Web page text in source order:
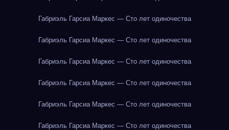
Габриэль Гарсиа Маркес — Сто лет одиночества
Габриэль Гарсиа Маркес — Сто лет одиночества
Габриэль Гарсиа Маркес — Сто лет одиночества
Габриэль Гарсиа Маркес — Сто лет одиночества
Габриэль Гарсиа Маркес — Сто лет одиночества
Габриэль Гарсиа Маркес — Сто лет одиночества